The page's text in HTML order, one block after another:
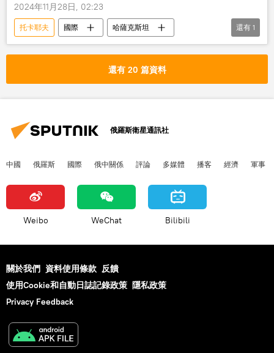
2024年11月28日, 02:23
托卡耶夫 國際
哈薩克斯坦
俄羅斯
訪問
還有 1
還有 20 篇資料
俄羅斯衛星通訊社
中國 俄羅斯 國際 俄中關係 評論 多媒體 播客 經濟 軍事
Weibo WeChat Bilibili
關於我們 資料使用條款 反饋
使用Cookie和自動日誌記錄政策 隱私政策
Privacy Feedback